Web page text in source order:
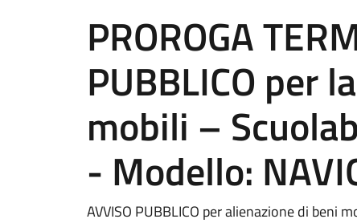
PROROGA
PUBBLICO per
mobili –
- Modello:
AVVISO PUBBLICO per alienazione di beni